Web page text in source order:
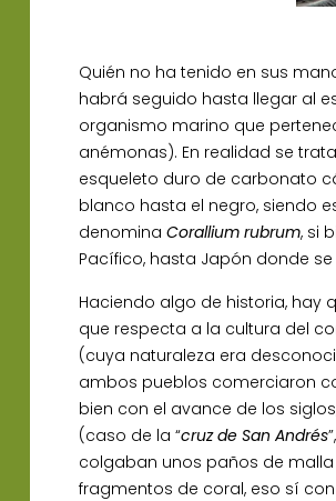
Quién no ha tenido en sus
habrá seguido hasta llegar al
organismo marino que
anémonas). En realidad se
esqueleto duro de carbonato
blanco hasta el negro, siendo
denominaCorallium rubrum, si
Pacífico, hasta Japón donde
Haciendo algo de historia, hay
que respecta a la cultura del
(cuya naturaleza era
ambos pueblos comerciaron
bien con el avance de los
(caso de la “cruz de San Andrés
colgaban unos paños de
fragmentos de coral, eso sí